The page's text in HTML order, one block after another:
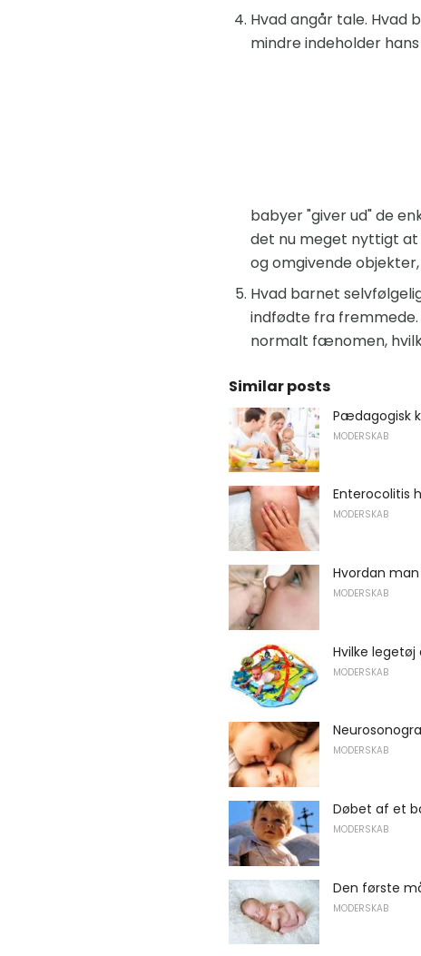
Hvad angår tale. Hvad
mindre indeholder
babyer "giver ud" de
det nu meget nyttigt at
og omgivende
Hvad barnet
indfødte fra
normalt fænomen,
Similar posts
Pædagogisk
MODERSKAB
Enterocolitis
MODERSKAB
Hvordan
MODERSKAB
Hvilke
MODERSKAB
MODERSKAB
Døbet af et
MODERSKAB
Den første
MODERSKAB